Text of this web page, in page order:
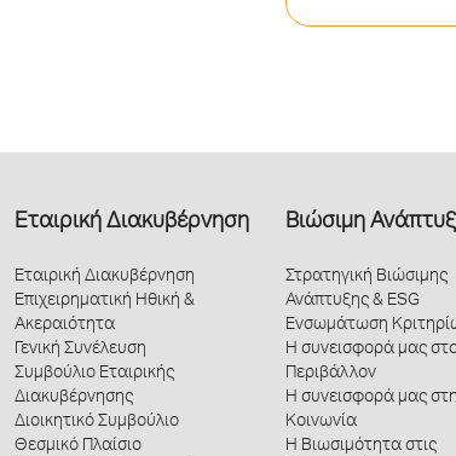
Εταιρική Διακυβέρνηση
Εταιρική Διακυβέρνηση
Επιχειρηματική Ηθική &
Ακεραιότητα
Γενική Συνέλευση
Συμβούλιο Εταιρικής
Διακυβέρνησης
Διοικητικό Συμβούλιο
Θεσμικό Πλαίσιο
Βιώσιμη
Στρατηγική Βιώσιμης
Ανάπτυξης & ESG
Ενσωμάτωση
Η συνεισφορά μας
Περιβάλλον
Η συνεισφορά μας
Κοινωνία
Η Βιωσιμότητα στις